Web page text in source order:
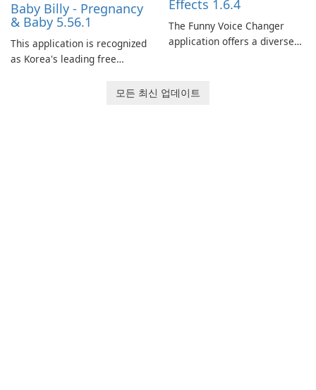
Baby Billy - Pregnancy
& Baby 5.56.1
This application is recognized
as Korea's leading free
Effects 1.6.4
The Funny Voice Changer
application offers a diverse
users with robust
모든 최신 업데이트